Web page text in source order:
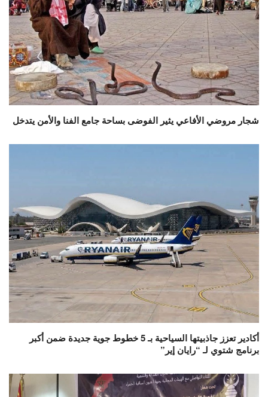
شجار مروضي الأفاعي يثير الفوضى بساحة جامع الفنا والأمن يتدخل
أكادير تعزز جاذبيتها السياحية بـ 5 خطوط جوية جديدة ضمن أكبر
برنامج شتوي لـ “رايان إير”